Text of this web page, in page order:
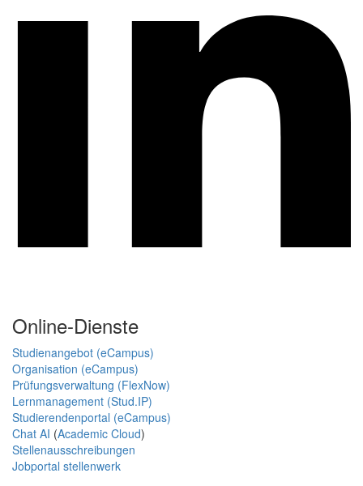
Online-Dienste
Studienangebot (eCampus)
Organisation (eCampus)
Prüfungsverwaltung (FlexNow)
Lernmanagement (Stud.IP)
Studierendenportal (eCampus)
Chat AI (Academic Cloud)
Stellenausschreibungen
Jobportal stellenwerk